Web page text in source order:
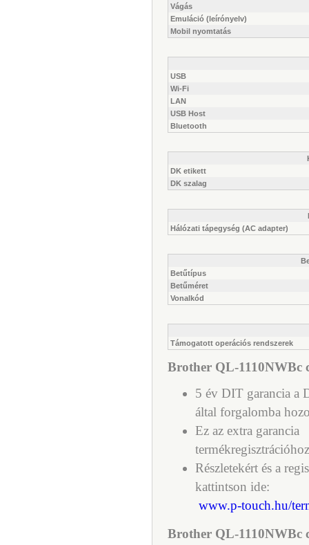
Vágás
Emuláció (leírónyelv)
Mobil nyomtatás
USB
Wi-Fi
LAN
USB Host
Bluetooth
DK etikett
DK szalag
Hálózati tápegység (AC adapter)
Betűtípus
Betűméret
Vonalkód
Támogatott operációs rendszerek
Brother QL-1110NWBc
5 év DIT garancia a
által forgalomba
Ez az extra garancia
Részletekért és a
kattintson ide:
www.p-touch.hu/
Brother QL-1110NWBc